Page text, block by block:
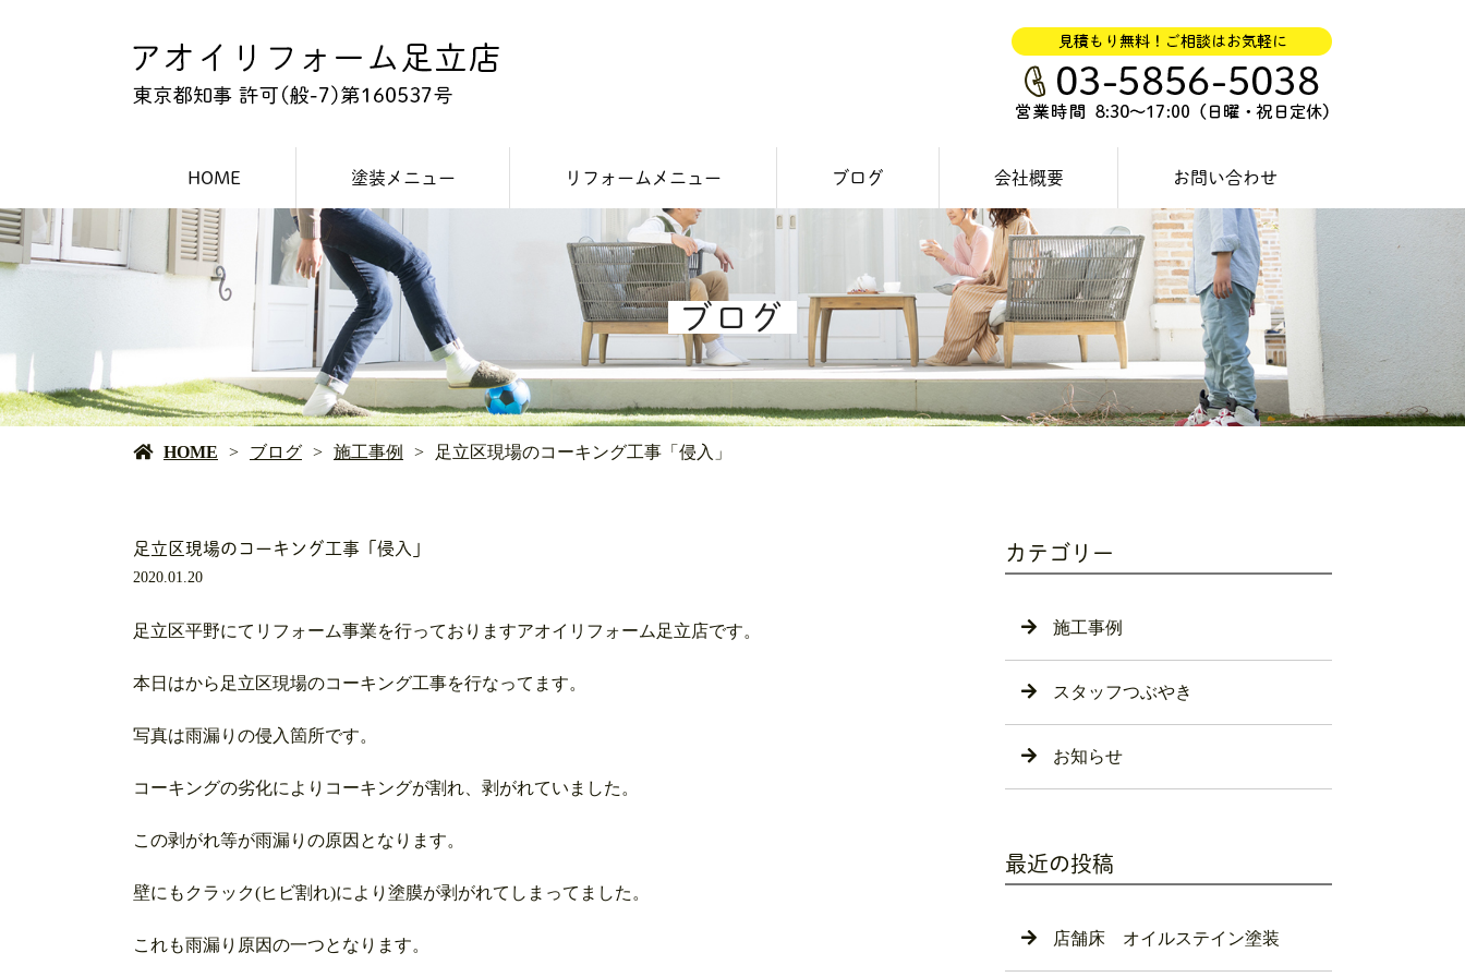
HOME 塗装メニュー
外壁塗装
屋根塗装
防水工事
リフォームメニュー
内装リフォーム
外装リフォーム
ブログ
スタッフつぶやき
会社概要 お問い合わせ
ブログ
HOME ブログ 施工事例 足立区現場のコーキング工事「侵入」
足立区現場のコーキング工事「侵入」
2020.01.20
足立区平野にてリフォーム事業を行っておりますアオイリフォーム足立店です。
本日はから足立区現場のコーキング工事を行なってます。
写真は雨漏りの侵入箇所です。
コーキングの劣化によりコーキングが割れ、剥がれていました。
この剥がれ等が雨漏りの原因となります。
壁にもクラック(ヒビ割れ)により塗膜が剥がれてしまってました。
これも雨漏り原因の一つとなります。
カテゴリー
施工事例
スタッフつぶやき
お知らせ
最近の投稿
店舗床 オイルステイン塗装